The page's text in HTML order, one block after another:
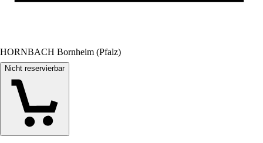
HORNBACH Bornheim (Pfalz)
Nicht reservierbar